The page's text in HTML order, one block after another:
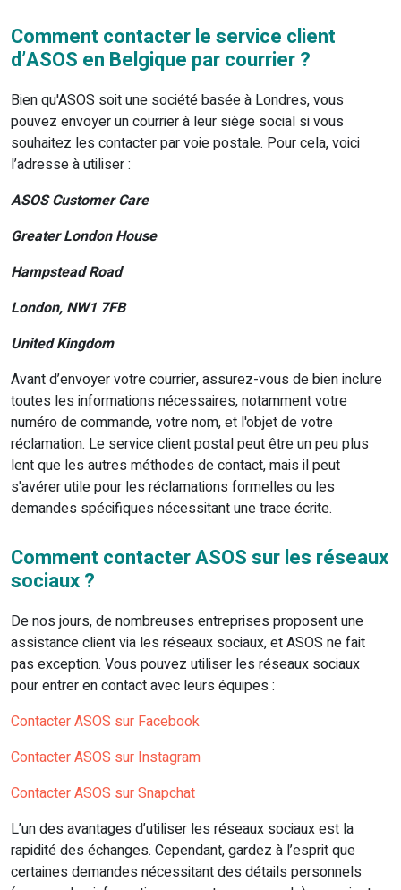
Comment contacter le service client
d’ASOS en Belgique par courrier ?
Bien qu'ASOS soit une société basée à Londres, vous
pouvez envoyer un courrier à leur siège social si vous
souhaitez les contacter par voie postale. Pour cela, voici
l’adresse à utiliser :
ASOS Customer Care
Greater London House
Hampstead Road
London, NW1 7FB
United Kingdom
Avant d’envoyer votre courrier, assurez-vous de bien inclure
toutes les informations nécessaires, notamment votre
numéro de commande, votre nom, et l'objet de votre
réclamation. Le service client postal peut être un peu plus
lent que les autres méthodes de contact, mais il peut
s'avérer utile pour les réclamations formelles ou les
demandes spécifiques nécessitant une trace écrite.
Comment contacter ASOS sur les réseaux
sociaux ?
De nos jours, de nombreuses entreprises proposent une
assistance client via les réseaux sociaux, et ASOS ne fait
pas exception. Vous pouvez utiliser les réseaux sociaux
pour entrer en contact avec leurs équipes :
Contacter ASOS sur Facebook
Contacter ASOS sur Instagram
Contacter ASOS sur Snapchat
L’un des avantages d’utiliser les réseaux sociaux est la
rapidité des échanges. Cependant, gardez à l’esprit que
certaines demandes nécessitant des détails personnels